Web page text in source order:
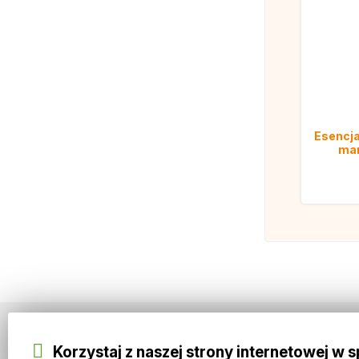
Informacje
Korzystaj z naszej strony internetowej w